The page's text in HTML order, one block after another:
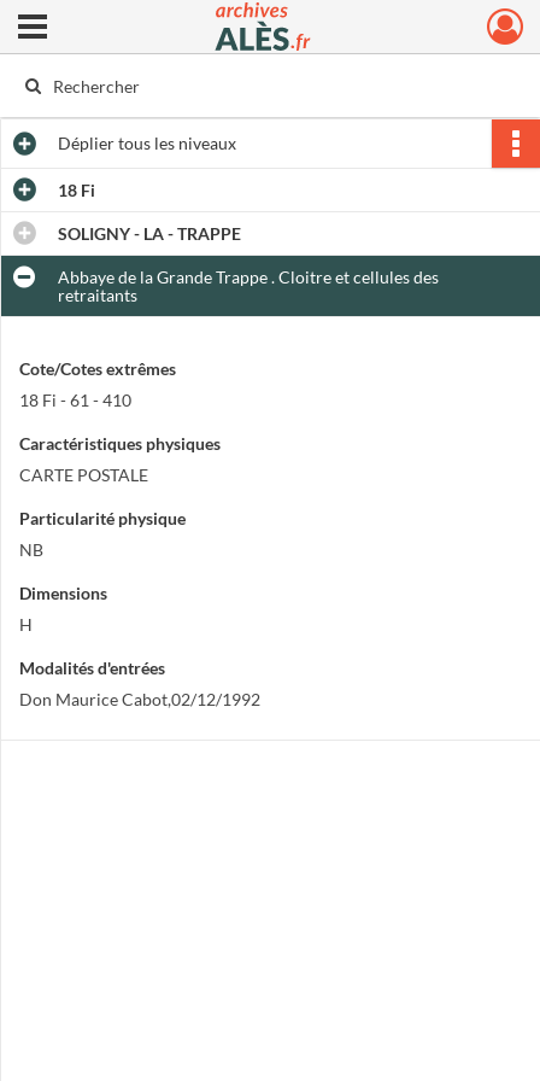
Archives municipales d'Alès
Ouvrir le menu déroulant
Dépliertous les niveaux
18 Fi
SOLIGNY - LA - TRAPPE
Abbaye de la Grande Trappe . Cloitre et cellules des
retraitants
Cote/Cotes extrêmes
18 Fi - 61 - 410
Caractéristiques physiques
CARTE POSTALE
Particularité physique
NB
Dimensions
H
Modalités d'entrées
Don Maurice Cabot,02/12/1992